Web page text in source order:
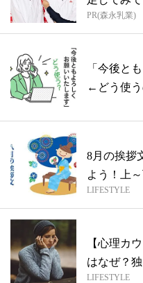
PR(森永乳業)
「今後と
←どう使う
8月の挨拶
よう！上
LIFESTYLE
【心理カ
はなぜ？
LIFESTYLE